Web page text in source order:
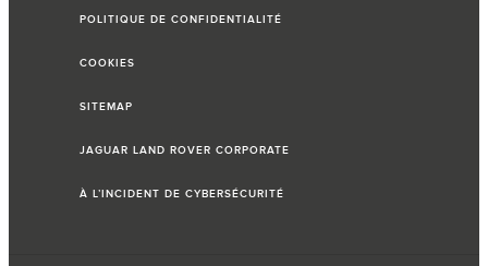
POLITIQUE DE CONFIDENTIALITÉ
COOKIES
SITEMAP
JAGUAR LAND ROVER CORPORATE
À L’INCIDENT DE CYBERSÉCURITÉ